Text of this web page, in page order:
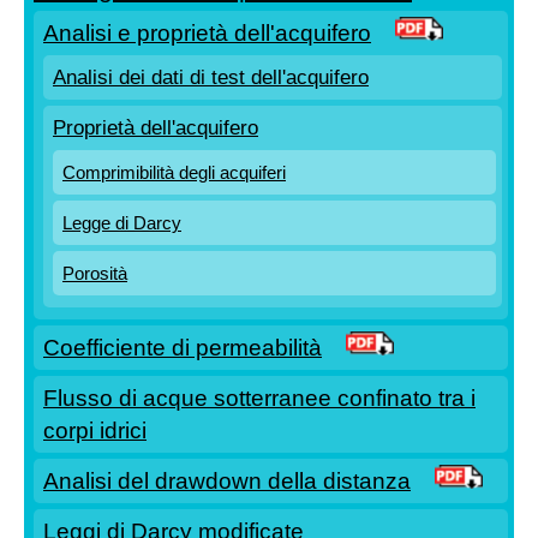
Test influenzato dai confini laterali
Trasmissività dell'acquifero
Analisi e proprietà dell'acquifero
Analisi dei dati di test dell'acquifero
Proprietà dell'acquifero
Comprimibilità degli acquiferi
Legge di Darcy
Porosità
Coefficiente di permeabilità
Flusso di acque sotterranee confinato tra i
corpi idrici
Analisi del drawdown della distanza
Leggi di Darcy modificate